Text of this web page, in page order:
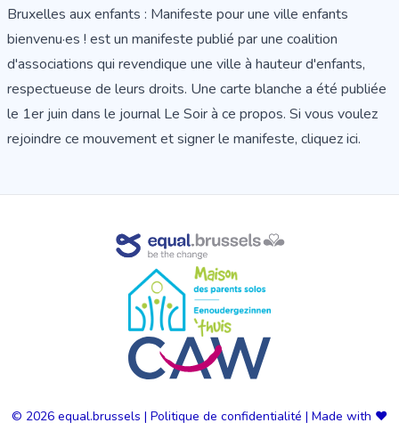
Bruxelles aux enfants : Manifeste pour une ville enfants
bienvenu·es ! est un manifeste publié par une coalition
d'associations qui revendique une ville à hauteur d'enfants,
respectueuse de leurs droits. Une carte blanche a été publiée
le 1er juin dans le journal Le Soir à ce propos. Si vous voulez
rejoindre ce mouvement etsigner le manifeste, cliquez ici.
© 2026 equal.brussels | Politique de confidentialité | Made with ❤️